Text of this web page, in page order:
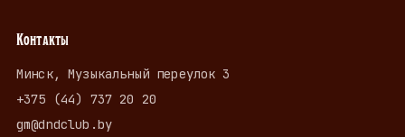
Контакты
Минск, Музыкальный переулок 3
+375 (44) 737 20 20
gm@dndclub.by